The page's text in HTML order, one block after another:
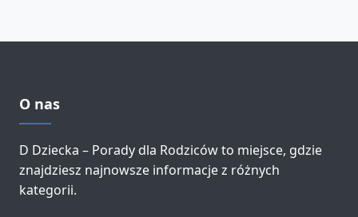
O nas
D Dziecka – Porady dla Rodziców to miejsce, gdzie
znajdziesz najnowsze informacje z różnych
kategorii.